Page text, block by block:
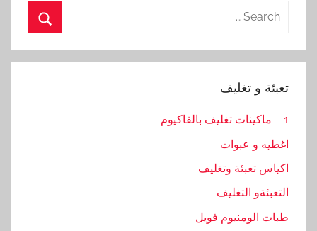
Search
تعبئة و تغليف
1 – ماكينات تغليف بالفاكيوم
اغطيه و عبوات
اكياس تعبئة وتغليف
التعبئةو التغليف
طبات الومنيوم فويل